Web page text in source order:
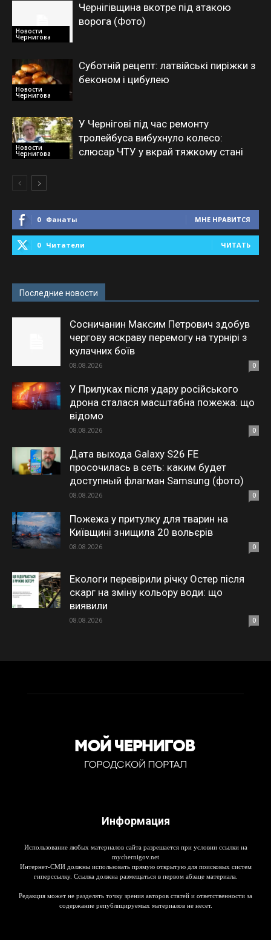
Новости
Чернигова
Чернігівщина вкотре під атакою
ворога (Фото)
Новости
Чернигова
Суботній рецепт: латвійські пиріжки з
беконом і цибулею
Новости
Чернигова
У Чернігові під час ремонту
тролейбуса вибухнуло колесо:
слюсар ЧТУ у вкрай тяжкому стані
0 Фанаты МНЕ НРАВИТСЯ
0 Читатели ЧИТАТЬ
Последние новости
Сосничанин Максим Петрович здобув
чергову яскраву перемогу на турнірі з
кулачних боїв
08.08.2026 0
У Прилуках після удару російського
дрона сталася масштабна пожежа: що
відомо
08.08.2026 0
Дата выхода Galaxy S26 FE
просочилась в сеть: каким будет
доступный флагман Samsung (фото)
08.08.2026 0
Пожежа у притулку для тварин на
Київщині знищила 20 вольєрів
08.08.2026 0
Екологи перевірили річку Остер після
скарг на зміну кольору води: що
виявили
08.08.2026 0
Информация
Использование любых материалов сайта разрешается при условии ссылки на
mychernigov.net
Интернет-СМИ должны использовать прямую открытую для поисковых систем
гиперссылку. Ссылка должна размещаться в первом абзаце материала.
Редакция может не разделять точку зрения авторов статей и ответственности за
содержание републицируемых материалов не несет.